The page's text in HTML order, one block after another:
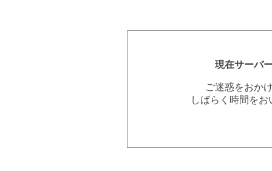
現在サーバ
ご迷惑をおか
しばらく時間を